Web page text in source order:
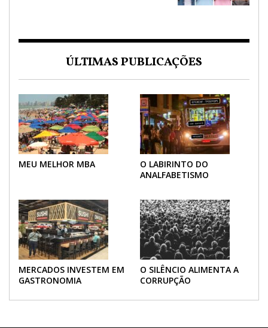
ÚLTIMAS PUBLICAÇÕES
MEU MELHOR MBA
O LABIRINTO DO
ANALFABETISMO
MERCADOS INVESTEM EM
GASTRONOMIA
O SILÊNCIO ALIMENTA A
CORRUPÇÃO